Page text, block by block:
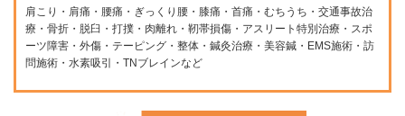
肩こり・肩痛・腰痛・ぎっくり腰・膝痛・首痛・むちうち・交通事故治
療・骨折・脱臼・打撲・肉離れ・靭帯損傷・アスリート特別治療・スポ
ーツ障害・外傷・テーピング・整体・鍼灸治療・美容鍼・EMS施術・訪
問施術・水素吸引・TNブレインなど